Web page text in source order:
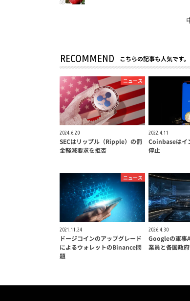
RECOMMEND こちらの記事も人気です。
ニュース
2024.6.20
SECはリップル（Ripple）の罰
金軽減要求を拒否
2022.4.11
Coinbaseはイ
停止
ニュース
2021.11.24
ドージコインのアップグレード
によるウォレットのBinance問
題
2026.4.30
Googleの軍事
業員と各国政